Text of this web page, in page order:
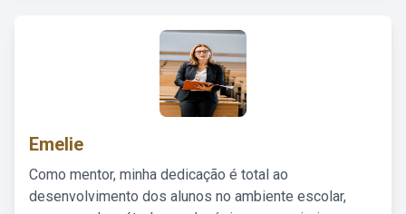
Emelie
Como mentor, minha dedicação é total ao
desenvolvimento dos alunos no ambiente escolar,